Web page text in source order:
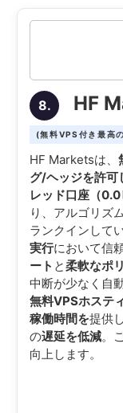
8. HF
(無料VPS付き最高
HF Marketsは、
グ/ヘッジを許
レッド口座（0.0
り、アルゴリズ
ランクインして
実行において信
ート と柔軟なポ
中断が少なく自
無料VPSホステ
稼働時間を提供
の遅延を低減。
向上します。